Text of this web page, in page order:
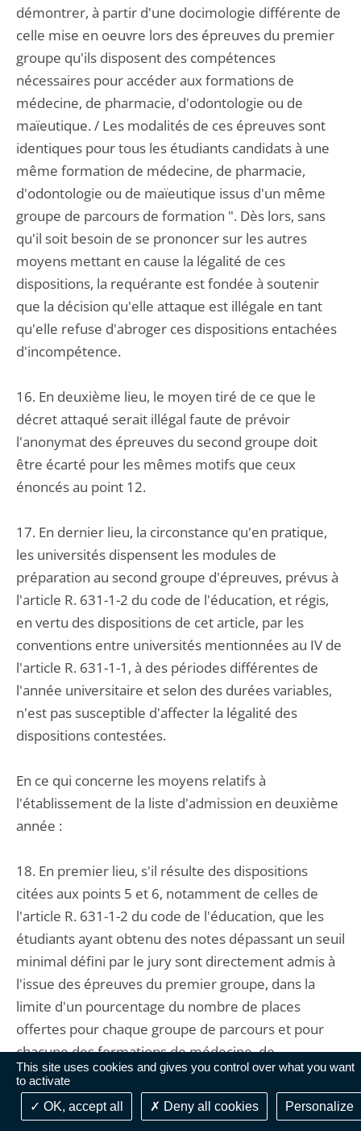
This site uses cookies and gives you control over what you want
to activate
OK, accept all
Deny all cookies Personalize
démontrer, à partir d'une docimologie différente de
celle mise en oeuvre lors des épreuves du premier
groupe qu'ils disposent des compétences
nécessaires pour accéder aux formations de
médecine, de pharmacie, d'odontologie ou de
maïeutique. / Les modalités de ces épreuves sont
identiques pour tous les étudiants candidats à une
même formation de médecine, de pharmacie,
d'odontologie ou de maïeutique issus d'un même
groupe de parcours de formation ". Dès lors, sans
qu'il soit besoin de se prononcer sur les autres
moyens mettant en cause la légalité de ces
dispositions, la requérante est fondée à soutenir
que la décision qu'elle attaque est illégale en tant
qu'elle refuse d'abroger ces dispositions entachées
d'incompétence.
16. En deuxième lieu, le moyen tiré de ce que le
décret attaqué serait illégal faute de prévoir
l'anonymat des épreuves du second groupe doit
être écarté pour les mêmes motifs que ceux
énoncés au point 12.
17. En dernier lieu, la circonstance qu'en pratique,
les universités dispensent les modules de
préparation au second groupe d'épreuves, prévus à
l'article R. 631-1-2 du code de l'éducation, et régis,
en vertu des dispositions de cet article, par les
conventions entre universités mentionnées au IV de
l'article R. 631-1-1, à des périodes différentes de
l'année universitaire et selon des durées variables,
n'est pas susceptible d'affecter la légalité des
dispositions contestées.
En ce qui concerne les moyens relatifs à
l'établissement de la liste d'admission en deuxième
année :
18. En premier lieu, s'il résulte des dispositions
citées aux points 5 et 6, notamment de celles de
l'article R. 631-1-2 du code de l'éducation, que les
étudiants ayant obtenu des notes dépassant un seuil
minimal défini par le jury sont directement admis à
l'issue des épreuves du premier groupe, dans la
limite d'un pourcentage du nombre de places
offertes pour chaque groupe de parcours et pour
chacune des formations de médecine, de
pharmacie, d'odontologie et de maïeutique, lequel
ne peut excéder 50%, ces règles s'appliquent à
l'ensemble des étudiants soumis aux épreuves du